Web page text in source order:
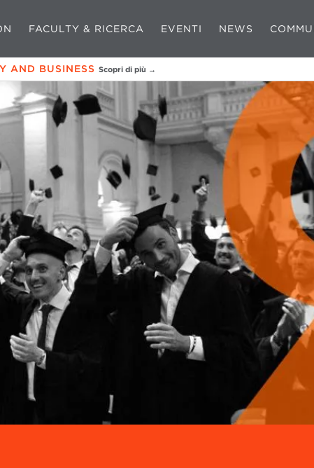
FACULTY & RICERCA EVENTI NEWS
AND BUSINESS Scopri di più →